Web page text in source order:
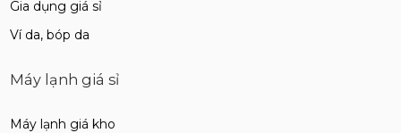
Gia dụng giá sỉ
Ví da, bóp da
Máy lạnh giá sỉ
Máy lạnh giá kho